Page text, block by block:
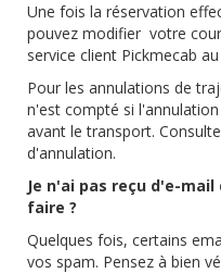
Une fois la réservation
pouvez modifier votre
service client Pickmecab
Pour les annulations de
n'est compté si
avant le transport.
d'annulation.
Je n'ai pas reçu d'e-
faire ?
Quelques fois, certains
vos spam. Pensez à bien